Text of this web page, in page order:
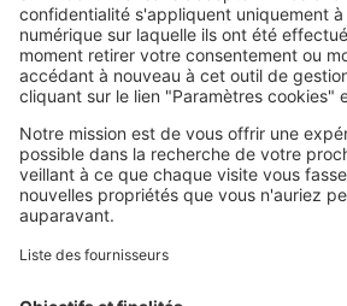
SeLoger c'est aussi
Retrouvez-nous sur ...